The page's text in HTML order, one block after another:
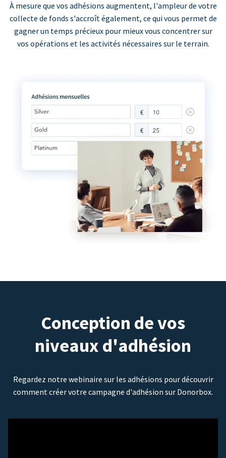
À mesure que vos adhésions augmentent, l'ampleur de votre
collecte de fonds s'accroît également, ce qui vous permet de
gagner un temps précieux pour mieux vous concentrer sur
vos opérations et les activités nécessaires sur le terrain.
Conception de vos
niveaux d'adhésion
Regardez notre webinaire sur les adhésions pour découvrir
comment créer votre campagne d'adhésion sur Donorbox.